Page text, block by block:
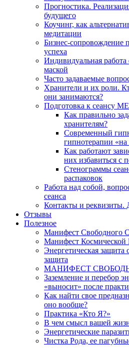
Прогностика.
будущего
Коучинг, как
медитации
Бизнес-сопровождение
успеха
Индивидуальная
маской
Часто задаваемые
Хранители и их роли.
они занимаются?
Подготовка к сеансу
Как правильно
хранителям?
Современный
гипнотерапии «на
Как работают
них избавиться
Стенограммы
распаковок
Работа над собой,
сеанса
Контакты и реквизиты.
Отзывы
Полезное
Манифест Свободного
Манифест Космической
Энергетическая защита
защита
МАНИФЕСТ
Заземление и перебор
«выносит» после
Как найти свое
оно вообще?
Практика «Кто Я?»
В чем смысл вашей
Энергетические
Чистка Рода, ее